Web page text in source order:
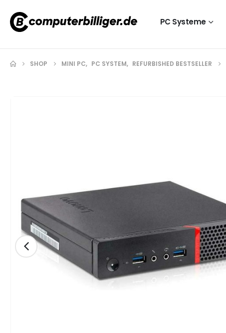
PC Systeme
SHOP MINI PC, PC SYSTEM, REFURBISHED BESTSELLER